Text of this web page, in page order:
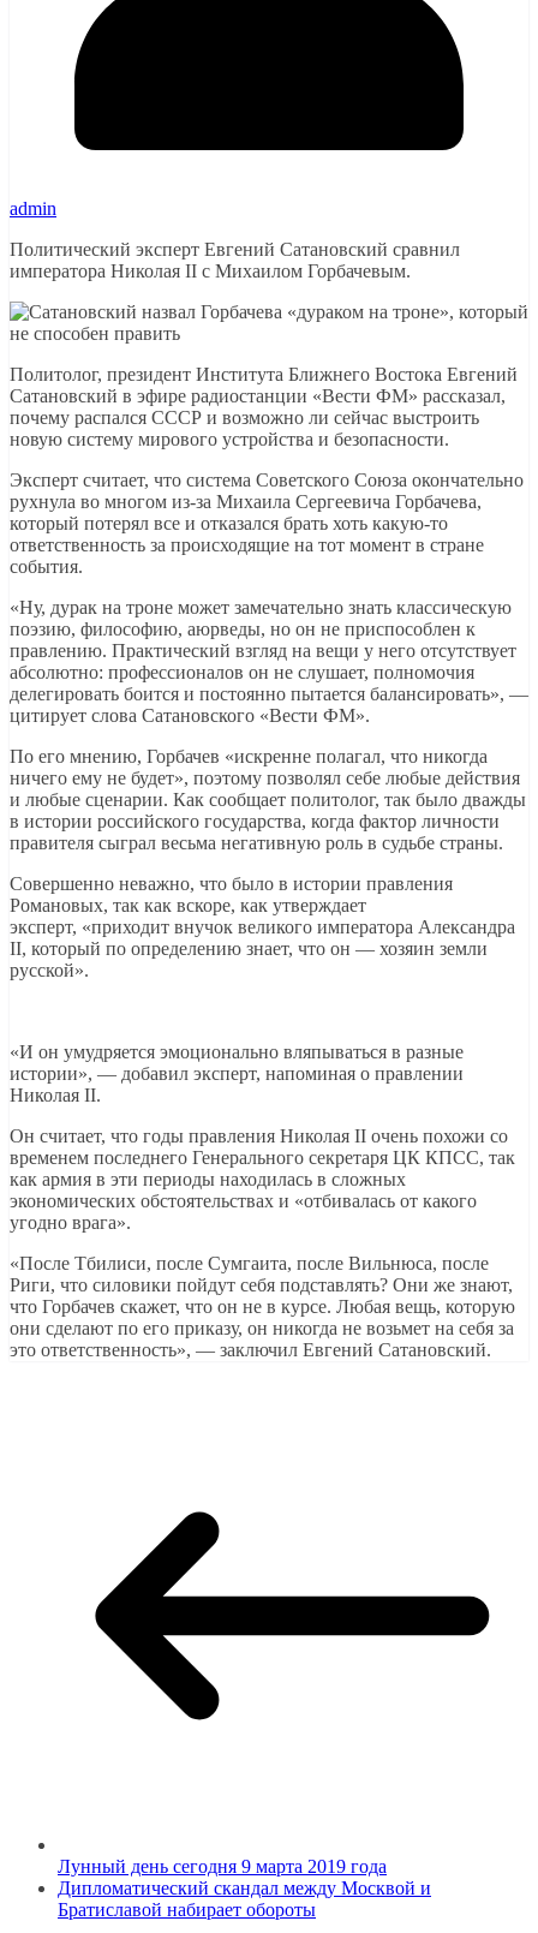
admin
Политический эксперт Евгений Сатановский сравнил
императора Николая II с Михаилом Горбачевым.
Политолог, президент Института Ближнего Востока Евгений
Сатановский в эфире радиостанции «Вести ФМ» рассказал,
почему распался СССР и возможно ли сейчас выстроить
новую систему мирового устройства и безопасности.
Эксперт считает, что система Советского Союза окончательно
рухнула во многом из-за Михаила Сергеевича Горбачева,
который потерял все и отказался брать хоть какую-то
ответственность за происходящие на тот момент в стране
события.
«Ну, дурак на троне может замечательно знать классическую
поэзию, философию, аюрведы, но он не приспособлен к
правлению. Практический взгляд на вещи у него отсутствует
абсолютно: профессионалов он не слушает, полномочия
делегировать боится и постоянно пытается балансировать», —
цитирует слова Сатановского «Вести ФМ».
По его мнению, Горбачев «искренне полагал, что никогда
ничего ему не будет», поэтому позволял себе любые действия
и любые сценарии. Как сообщает политолог, так было дважды
в истории российского государства, когда фактор личности
правителя сыграл весьма негативную роль в судьбе страны.
Совершенно неважно, что было в истории правления
Романовых, так как вскоре, как утверждает
эксперт, «приходит внучок великого императора Александра
II, который по определению знает, что он — хозяин земли
русской».
«И он умудряется эмоционально вляпываться в разные
истории», — добавил эксперт, напоминая о правлении
Николая II.
Он считает, что годы правления Николая II очень похожи со
временем последнего Генерального секретаря ЦК КПСС, так
как армия в эти периоды находилась в сложных
экономических обстоятельствах и «отбивалась от какого
угодно врага».
«После Тбилиси, после Сумгаита, после Вильнюса, после
Риги, что силовики пойдут себя подставлять? Они же знают,
что Горбачев скажет, что он не в курсе. Любая вещь, которую
они сделают по его приказу, он никогда не возьмет на себя за
это ответственность», — заключил Евгений Сатановский.
Лунный день сегодня 9 марта 2019 года
Дипломатический скандал между Москвой и
Братиславой набирает обороты